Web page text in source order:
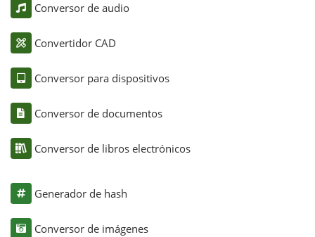
Conversor de audio
Convertidor CAD
Conversor para dispositivos
Conversor de documentos
Conversor de libros electrónicos
Generador de hash
Conversor de imágenes